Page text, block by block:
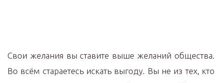
Свои желания вы ставите выше желаний общества.
Во всём стараетесь искать выгоду. Вы не из тех, кто